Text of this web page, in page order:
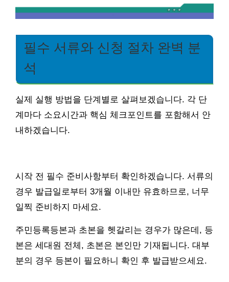
필수 서류와 신청 절차 완벽 분
석
실제 실행 방법을 단계별로 살펴보겠습니다. 각 단
계마다 소요시간과 핵심 체크포인트를 포함해서 안
내하겠습니다.
시작 전 필수 준비사항부터 확인하겠습니다. 서류의
경우 발급일로부터 3개월 이내만 유효하므로, 너무
일찍 준비하지 마세요.
주민등록등본과 초본을 헷갈리는 경우가 많은데, 등
본은 세대원 전체, 초본은 본인만 기재됩니다. 대부
분의 경우 등본이 필요하니 확인 후 발급받으세요.